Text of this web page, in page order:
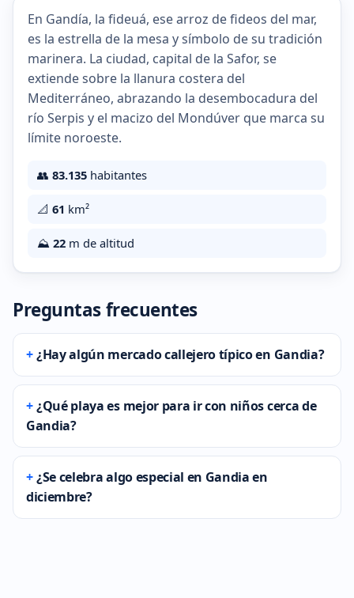
En Gandía, la fideuá, ese arroz de fideos del mar,
es la estrella de la mesa y símbolo de su tradición
marinera. La ciudad, capital de la Safor, se
extiende sobre la llanura costera del
Mediterráneo, abrazando la desembocadura del
río Serpis y el macizo del Mondúver que marca su
límite noroeste.
👥 83.135 habitantes
📐 61 km²
⛰️ 22 m de altitud
Preguntas frecuentes
¿Hay algún mercado callejero típico en Gandia?
¿Qué playa es mejor para ir con niños cerca de
Gandia?
¿Se celebra algo especial en Gandia en
diciembre?